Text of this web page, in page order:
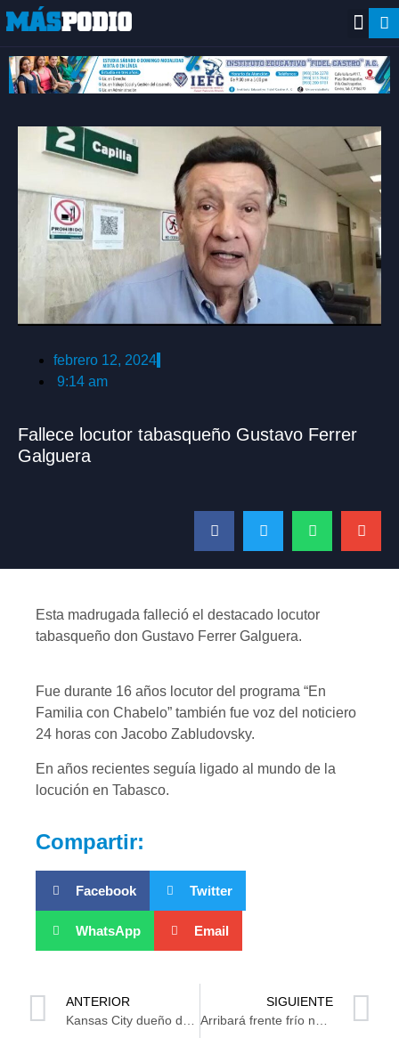
febrero 12, 2024
9:14 am
Fallece locutor tabasqueño Gustavo Ferrer
Galguera
Esta madrugada falleció el destacado locutor
tabasqueño don Gustavo Ferrer Galguera.
Fue durante 16 años locutor del programa “En
Familia con Chabelo” también fue voz del noticiero
24 horas con Jacobo Zabludovsky.
En años recientes seguía ligado al mundo de la
locución en Tabasco.
Compartir:
Facebook Twitter
WhatsApp Email
ANTERIOR
SIGUIENTE